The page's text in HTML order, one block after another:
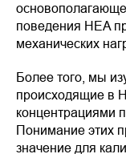
поведения HEA
механических
Более того, мы
происходящие в
концентрациями
Понимание этих
значение для